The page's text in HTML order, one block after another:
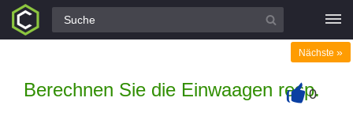
Alle Fragen
Berechnen Sie die Einwaagen resp.
Nächste »
0